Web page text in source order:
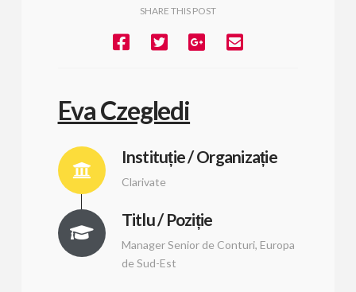
SHARE THIS POST
Eva Czegledi
Instituție / Organizație
Clarivate
Titlu / Poziție
Manager Senior de Conturi, Europa
de Sud-Est